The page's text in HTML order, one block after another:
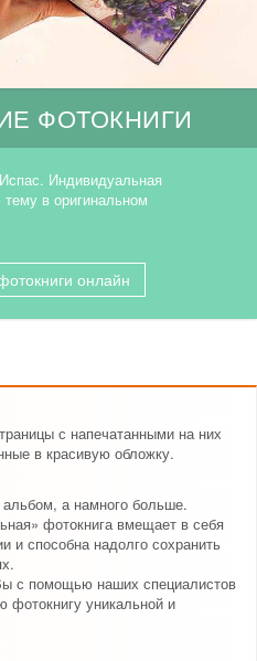
ФОТОКНИГИ
Индивидуальная
в оригинальном
онлайн
с напечатанными на них
в красивую обложку.
а намного больше.
фотокнига вмещает в себя
и способна надолго сохранить
с помощью наших специалистов
фотокнигу уникальной и